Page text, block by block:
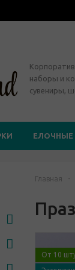
наборы и
сувениры,
ЕЛОЧНЫЕ
Главная -
От 10